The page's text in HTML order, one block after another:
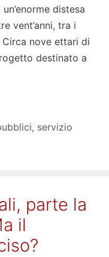
distesa
vent’anni, tra i
nove ettari di
destinato a
, servizio
parte la
il